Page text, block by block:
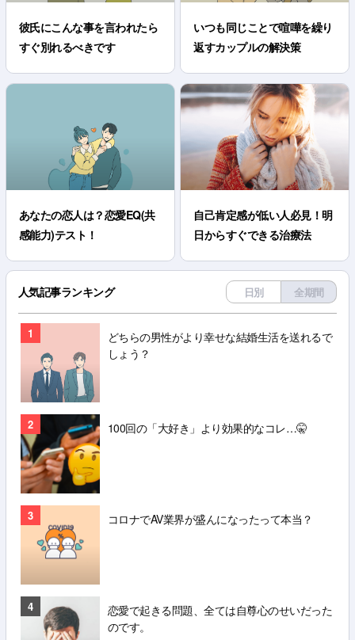
彼氏にこんな事を言われたら
すぐ別れるべきです
いつも同じことで喧嘩を繰り
返すカップルの解決策
あなたの恋人は？恋愛EQ(共
感能力)テスト！
自己肯定感が低い人必見！明
日からすぐできる治療法
人気記事ランキング 日別 全期間
1
どちらの男性がより幸せな結婚生活を送れるで
しょう？
2 100回の「大好き」より効果的なコレ…🤫
3 コロナでAV業界が盛んになったって本当？
4
恋愛で起きる問題、全ては自尊心のせいだった
のです。